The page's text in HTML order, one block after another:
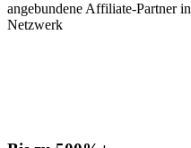
angebundene Affiliate-Partner
Netzwerk